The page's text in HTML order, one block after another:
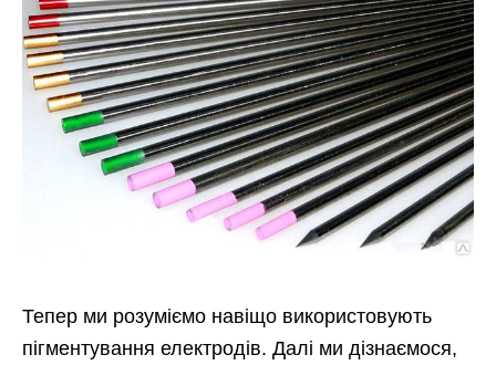
Тепер ми розуміємо навіщо використовують
пігментування електродів. Далі ми дізнаємося,